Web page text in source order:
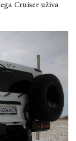
Cruiser uživa